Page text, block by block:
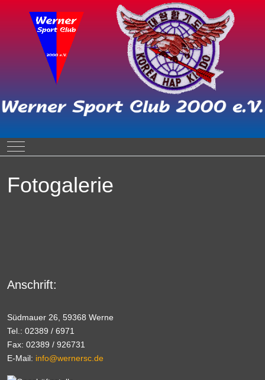
Mobile Menu Toggle
Fotogalerie
Anschrift:
Südmauer 26, 59368 Werne
Tel.: 02389 / 6971
Fax: 02389 / 926731
E-Mail: info@wernersc.de